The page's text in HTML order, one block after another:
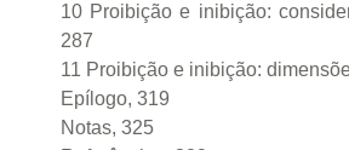
10 Proibição e inibição:
287
11 Proibição e inibição:
Epílogo, 319
Notas, 325